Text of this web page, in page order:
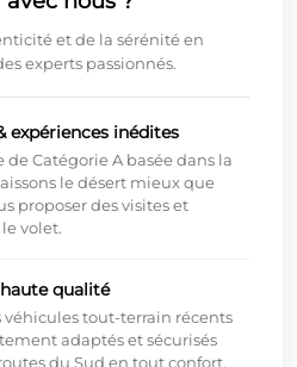
et de la sérénité en
experts passionnés.
expériences inédites
Catégorie A basée dans la
le désert mieux que
proposer des visites et
volet.
qualité
véhicules tout-terrain récents
adaptés et sécurisés
du Sud en tout confort.